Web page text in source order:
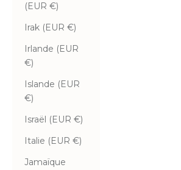
(EUR €)
Irak (EUR €)
Irlande (EUR
€)
Islande (EUR
€)
Israël (EUR €)
Italie (EUR €)
Jamaïque